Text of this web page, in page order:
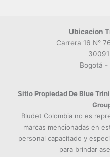
Ubicacion
Carrera 16 N°
Bogotá -
Sitio Propiedad De Blue
Bludet Colombia no es
marcas mencionadas en
personal capacitado y
para brindar